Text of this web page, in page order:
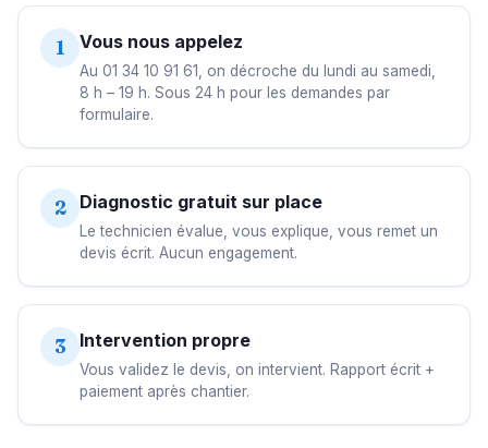
1 Vous nous appelez
Au 01 34 10 91 61, on décroche du lundi au samedi,
8 h – 19 h. Sous 24 h pour les demandes par
formulaire.
2 Diagnostic gratuit sur place
Le technicien évalue, vous explique, vous remet un
devis écrit. Aucun engagement.
3 Intervention propre
Vous validez le devis, on intervient. Rapport écrit +
paiement après chantier.